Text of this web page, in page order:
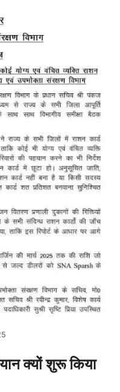
क्यों शुरू किया